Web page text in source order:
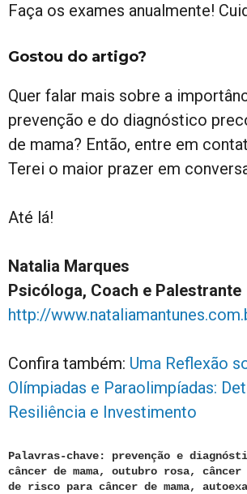
Faça os exames anualmente!
Gostou do artigo?
Quer falar mais sobre a
prevenção e do diagnóstico
de mama? Então, entre em
Terei o maior prazer em
Até lá!
Natalia Marques
Psicóloga, Coach e Palestrante
http://
Confira também: Uma Reflexão
Olímpiadas e Paraolimpíadas:
Resiliência e Investimento
Palavras-chave: prevenção e
câncer de mama, outubro rosa, câncer
de risco para câncer de mama,